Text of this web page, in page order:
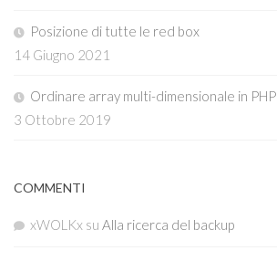
Posizione di tutte le red box
14 Giugno 2021
Ordinare array multi-dimensionale in PHP
3 Ottobre 2019
COMMENTI
xWOLKx su Alla ricerca del backup